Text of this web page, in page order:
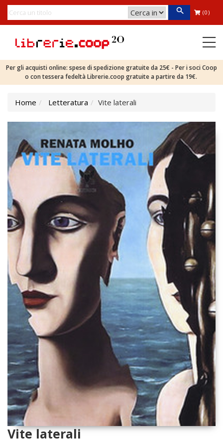
(0)
Per gli acquisti online: spese di spedizione gratuite da 25€ - Per i soci Coop
o con tessera fedeltà Librerie.coop gratuite a partire da 19€.
Home Letteratura Vite laterali
Vite laterali